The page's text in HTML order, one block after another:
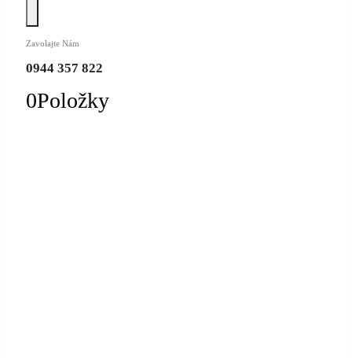
Zavolajte Nám
0944 357 822
0Položky